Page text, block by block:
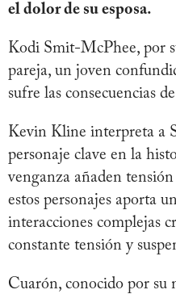
el dolor de su esposa.
Kodi Smit-McPhee, por
pareja, un joven
sufre las consecuencias
Kevin Kline interpreta a
personaje clave en la
venganza añaden
estos personajes aporta
interacciones complejas
constante tensión y
Cuarón, conocido por su